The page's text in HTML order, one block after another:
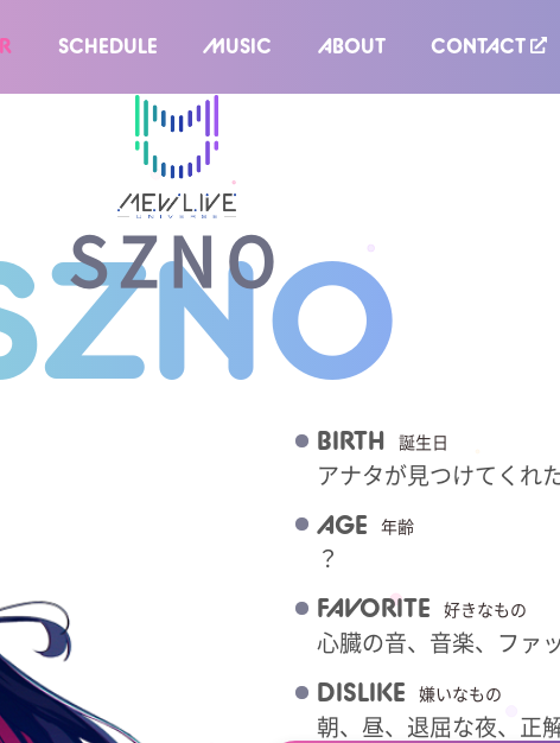
SCHEDULE MUSIC ABOUT CONTACT
SZNO
BIRTH 誕生日
アナタが見つけてくれ
AGE 年齢
？
FAVORITE 好きなもの
心臓の音、音楽、ファ
DISLIKE 嫌いなもの
朝、昼、退屈な夜、正